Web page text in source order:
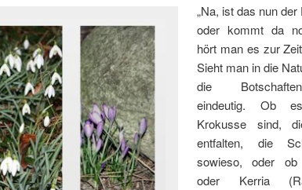
„Na, ist das nun der
oder kommt da
hört man es zur
Sieht man in die
die
eindeutig. Ob
Krokusse sind,
entfalten, die
sowieso, oder
oder Kerria